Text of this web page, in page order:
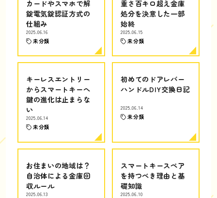
カードやスマホで解
錠電気錠認証方式の
仕組み
2025.06.16
未分類
重さ百キロ超え金庫
処分を決意した一部
始終
2025.06.15
未分類
キーレスエントリー
からスマートキーへ
鍵の進化は止まらな
い
2025.06.14
未分類
初めてのドアレバー
ハンドルDIY交換日記
2025.06.14
未分類
お住まいの地域は？
自治体による金庫回
収ルール
2025.06.13
スマートキースペア
を持つべき理由と基
礎知識
2025.06.10